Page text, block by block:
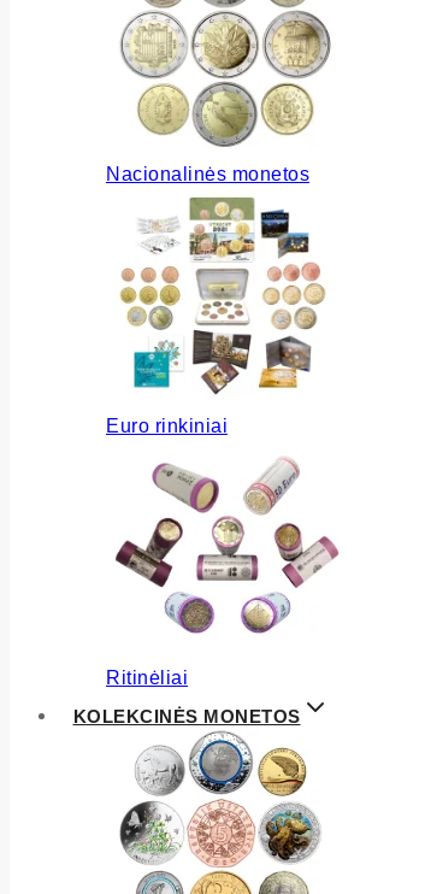
Nacionalinės monetos
Euro rinkiniai
Ritinėliai
KOLEKCINĖS MONETOS